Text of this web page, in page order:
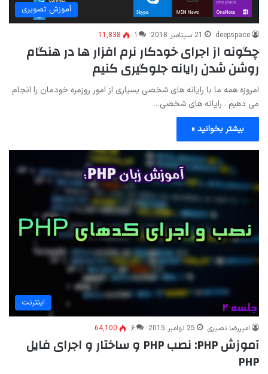
آموزش تصویری
deepspace 21 سپتامبر 2018 ۱ 11,838
چگونه از اجرای خودکار نرم افزار ها در هنگام
روشن شدن رایانه جلوگیری کنیم
امروزه همه ما با رایانه های شخصی بسیاری از امور روزمره خودمان را انجام
می دهیم . رایانه های شخصی…
بیشتر بخوانید »
اینترنت
امیررضا نصیری 25 نوامبر 2015 ۶ 64,100
آموزش PHP: نصب PHP و ساختار و اجرای فایل
PHP